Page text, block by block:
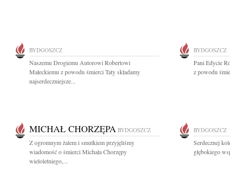
BYDGOSZCZ
Naszemu Drogiemu Autorowi Robertowi
Małeckiemu z powodu śmierci Taty składamy
najserdeczniejsze...
BYDGOSZCZ
Pani Edycie
z powodu
MICHAŁ CHORZĘPA BYDGOSZCZ
Z ogromnym żalem i smutkiem przyjęliśmy
wiadomość o śmierci Michała Chorzępy
wieloletniego,...
BYDGOSZCZ
Serdecznej
głębokiego